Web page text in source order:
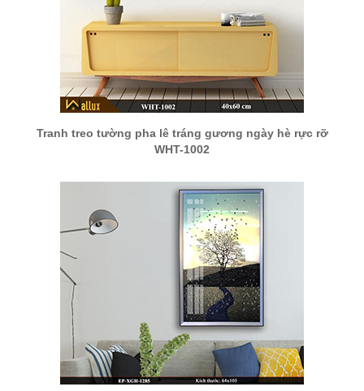
Tranh treo tường pha lê tráng gương ngày hè rực rỡ
WHT-1002